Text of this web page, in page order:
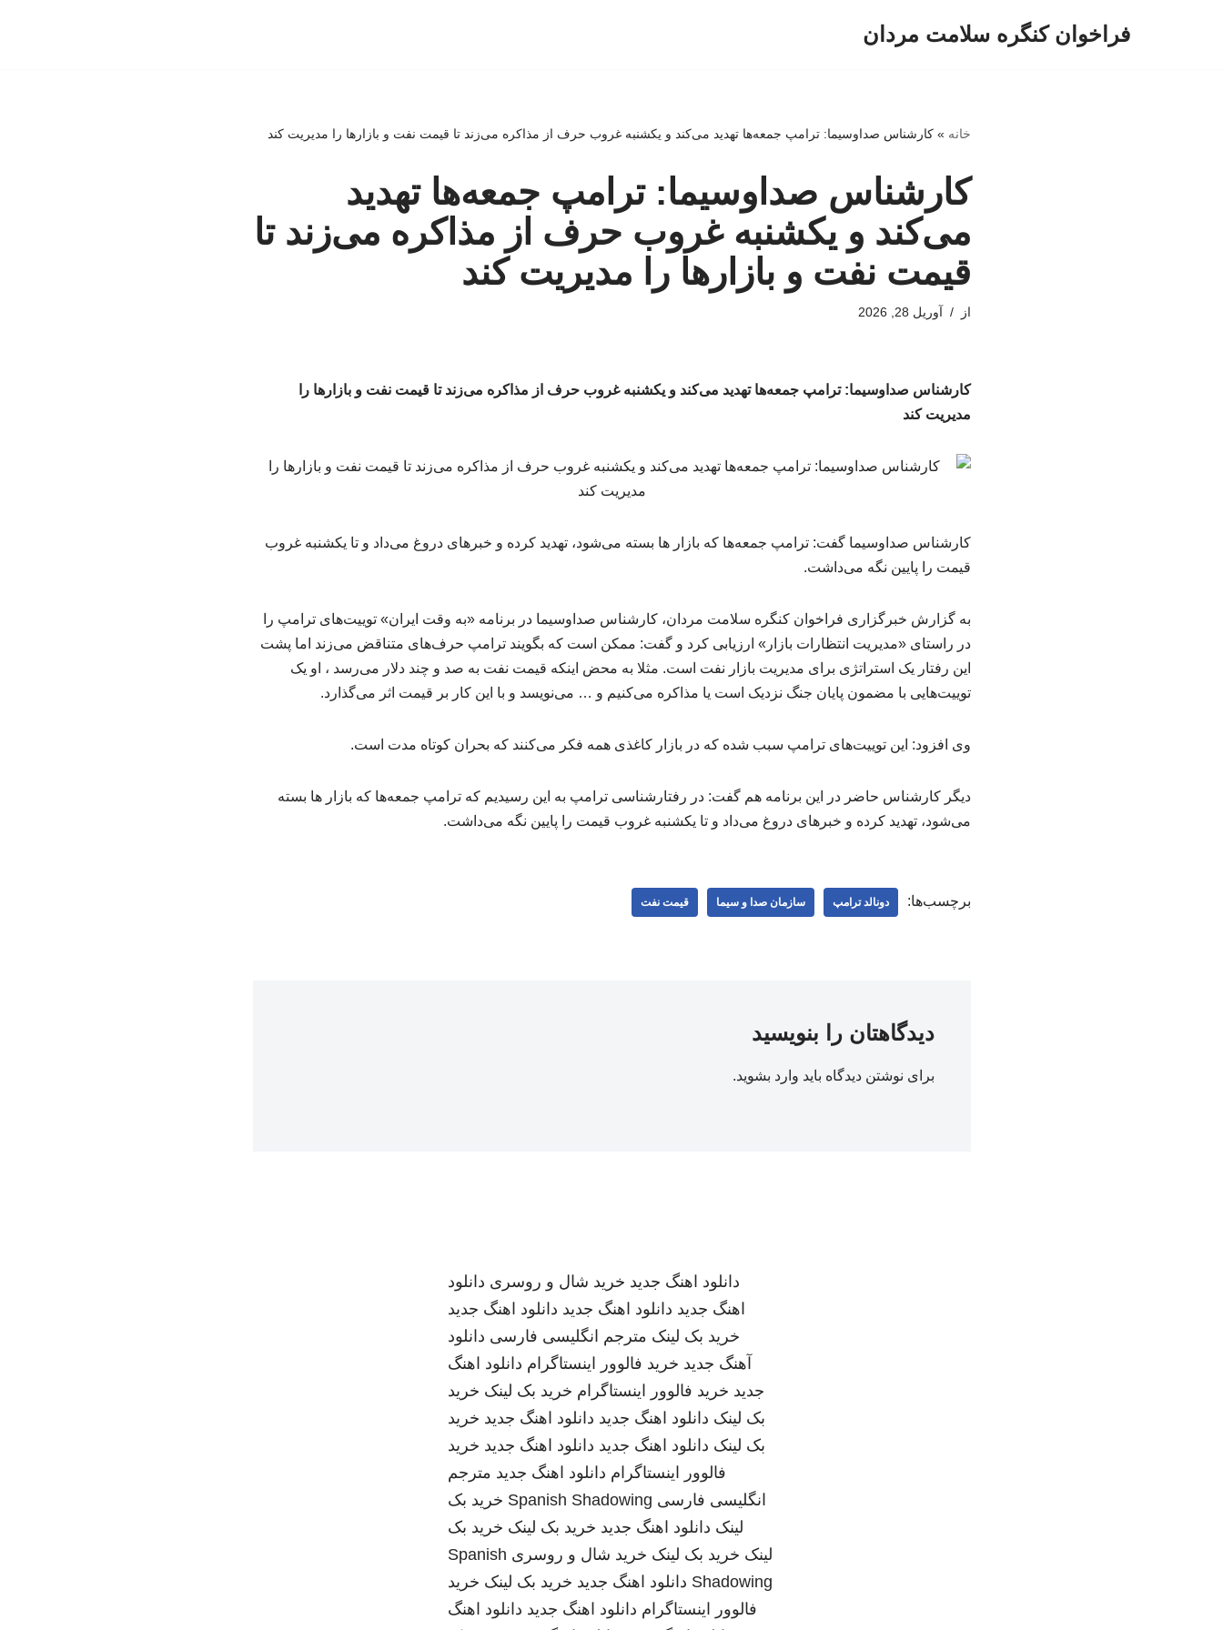
فراخوان کنگره سلامت مردان
خانه »کارشناس صداوسیما: ترامپ جمعه‌ها تهدید می‌کند و یکشنبه غروب حرف از مذاکره می‌زند تا قیمت نفت و بازارها را مدیریت کند
کارشناس صداوسیما: ترامپ جمعه‌ها تهدید
می‌کند و یکشنبه غروب حرف از مذاکره می‌زند تا
قیمت نفت و بازارها را مدیریت کند
از آوریل 28, 2026
کارشناس صداوسیما: ترامپ جمعه‌ها تهدید می‌کند و یکشنبه غروب حرف از مذاکره می‌زند تا قیمت نفت و بازارها را
مدیریت کند
کارشناس صداوسیما گفت: ترامپ جمعه‌ها که بازار ها بسته می‌شود، تهدید کرده و خبرهای دروغ می‌داد و تا یکشنبه غروب
قیمت را پایین نگه می‌داشت.
به گزارش خبرگزاری فراخوان کنگره سلامت مردان، کارشناس صداوسیما در برنامه «به وقت ایران» توییت‌های ترامپ را
در راستای «مدیریت انتظارات بازار» ارزیابی کرد و گفت: ممکن است که بگویند ترامپ حرف‌های متناقض می‌زند اما پشت
این رفتار یک استراتژی برای مدیریت بازار نفت است. مثلا به محض اینکه قیمت نفت به صد و چند دلار می‌رسد ، او یک
توییت‌هایی با مضمون پایان جنگ نزدیک است یا مذاکره می‌کنیم و … می‌نویسد و با این کار بر قیمت اثر می‌گذارد.
وی افزود: این توییت‌های ترامپ سبب شده که در بازار کاغذی همه فکر می‌کنند که بحران کوتاه مدت است.
دیگر کارشناس حاضر در این برنامه هم گفت: در رفتارشناسی ترامپ به این رسیدیم که ترامپ جمعه‌ها که بازار ها بسته
می‌شود، تهدید کرده و خبرهای دروغ می‌داد و تا یکشنبه غروب قیمت را پایین نگه می‌داشت.
برچسب‌ها: دونالد ترامپ سازمان صدا و سیما قیمت نفت
دیدگاهتان را بنویسید
برای نوشتن دیدگاه باید وارد بشوید.
دانلود اهنگ جدید خرید شال و روسری دانلود
اهنگ جدید دانلود اهنگ جدید دانلود اهنگ جدید
خرید بک لینک مترجم انگلیسی فارسی دانلود
آهنگ جدید خرید فالوور اینستاگرام دانلود اهنگ
جدید خرید فالوور اینستاگرام خرید بک لینک خرید
بک لینک دانلود اهنگ جدید دانلود اهنگ جدید خرید
بک لینک دانلود اهنگ جدید دانلود اهنگ جدید خرید
فالوور اینستاگرام دانلود اهنگ جدید مترجم
انگلیسی فارسی Spanish Shadowing خرید بک
لینک دانلود اهنگ جدید خرید بک لینک خرید بک
لینک خرید بک لینک خرید شال و روسری Spanish
Shadowing دانلود اهنگ جدید خرید بک لینک خرید
فالوور اینستاگرام دانلود اهنگ جدید دانلود اهنگ